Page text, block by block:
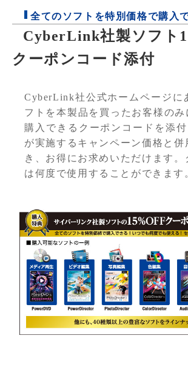
全てのソフトを特別価格で購入
CyberLink社製ソフト
クーポンコード添付
CyberLink社公式ホームページに
フトを本製品を買ったお客様のみ
購入できるクーポンコードを添
が実施するキャンペーン価格と併
き、お得にお求めいただけます。
は何度で使用することができます